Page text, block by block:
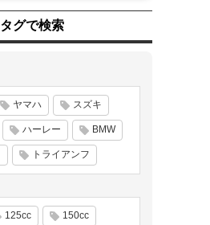
タグで検索
ヤマハ スズキ
ハーレー BMW
トライアンフ
125cc 150cc